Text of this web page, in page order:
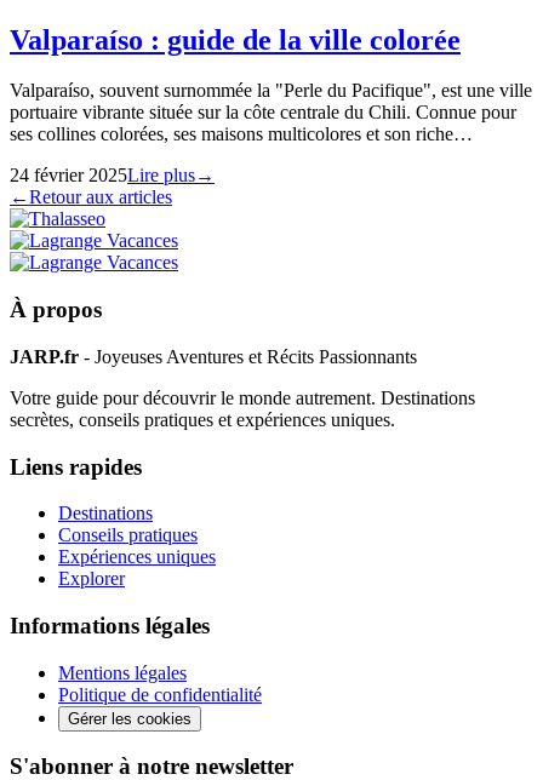
Valparaíso : guide de la ville colorée
Valparaíso, souvent surnommée la "Perle du Pacifique", est une ville
portuaire vibrante située sur la côte centrale du Chili. Connue pour
ses collines colorées, ses maisons multicolores et son riche…
24 février 2025Lire plus→
←Retour aux articles
À propos
JARP.fr - Joyeuses Aventures et Récits Passionnants
Votre guide pour découvrir le monde autrement. Destinations
secrètes, conseils pratiques et expériences uniques.
Liens rapides
Destinations
Conseils pratiques
Expériences uniques
Explorer
Informations légales
Mentions légales
Politique de confidentialité
Gérer les cookies
S'abonner à notre newsletter